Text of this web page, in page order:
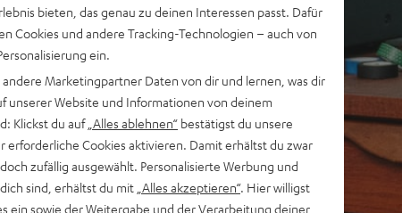
bieten, das genau zu deinen Interessen passt. Dafür
Cookies und andere Tracking-Technologien – auch von
ein.
Marketingpartner Daten von dir und lernen, was dir
unserer Website und Informationen von deinem
Klickst du auf „Alles ablehnen“ bestätigst du unsere
erforderliche Cookies aktivieren. Damit erhältst du zwar
zufällig ausgewählt. Personalisierte Werbung und
sind, erhältst du mit „Alles akzeptieren“. Hier willigst
ein sowie der Weitergabe und der Verarbeitung deiner